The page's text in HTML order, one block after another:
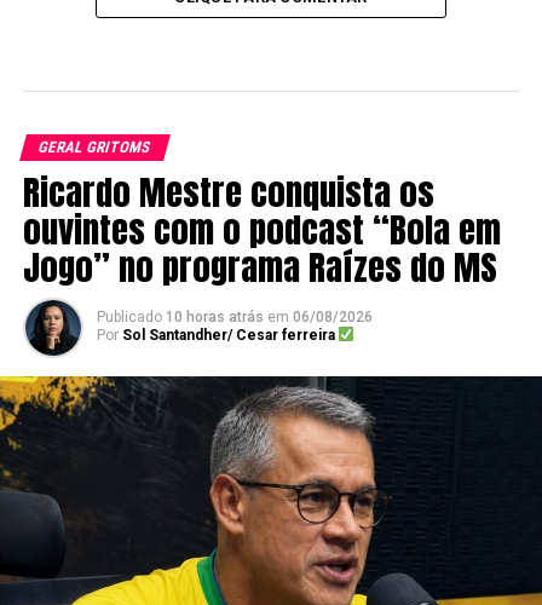
GERAL GRITOMS
Ricardo Mestre conquista os
ouvintes com o podcast “Bola em
Jogo” no programa Raízes do MS
Publicado 10 horas atrás em 06/08/2026
Por Sol Santandher/ Cesar ferreira